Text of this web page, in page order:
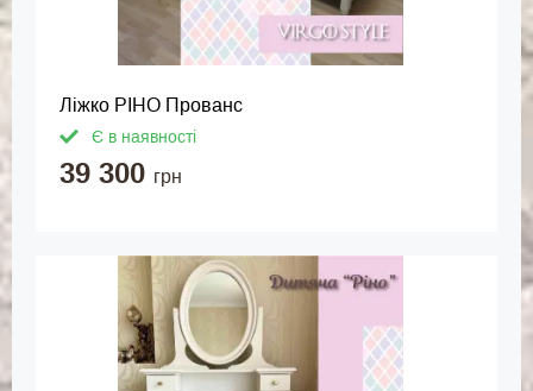
Ліжко РІНО Прованс
Є в наявності
39 300 грн